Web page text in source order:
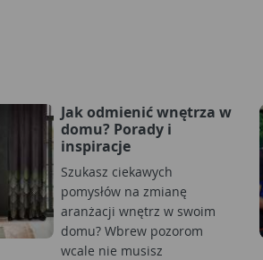
Jak odmienić wnętrza w
domu? Porady i
inspiracje
Szukasz ciekawych
pomysłów na zmianę
aranżacji wnętrz w swoim
domu? Wbrew pozorom
wcale nie musisz